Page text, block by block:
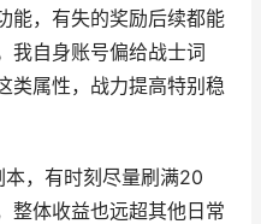
能，有失的奖励后续都能
我自身账号偏给战士词
类属性，战力提高特别稳
，有时刻尽量刷满20
整体收益也远超其他日常